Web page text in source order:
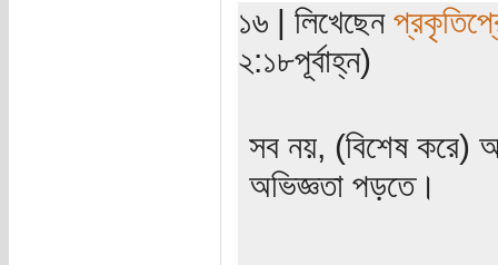
১৬ | লিখেছেন
২:১৮পূর্বাহ্ন)
সব নয়, (বিশেষ করে)
অভিজ্ঞতা পড়তে।